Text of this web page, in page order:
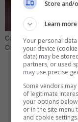
Code Llama è il nuovo
Computer-idea.it
Store and/
Learn more
Your personal
your device
data) may be
partners, or used
may use precise
Some vendors
of legitimate
your options
or in the site menu
and cookie settings.